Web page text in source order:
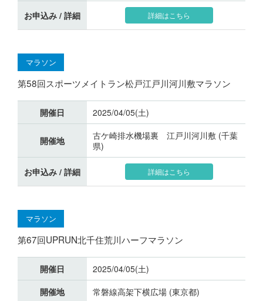
お申込み / 詳細 詳細はこちら
マラソン
第58回スポーツメイトラン松戸江戸川河川敷マラソン
開催日 2025/04/05(土)
開催地
古ケ崎排水機場裏 江戸川河川敷 (千葉
県)
お申込み / 詳細 詳細はこちら
マラソン
第67回UPRUN北千住荒川ハーフマラソン
開催日
2025/04/05(土)
開催地
常磐線高架下横広場 (東京都)